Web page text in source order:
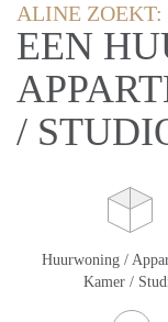
ALINE ZOEKT:
EEN
/
Huurwoning /
Kamer /